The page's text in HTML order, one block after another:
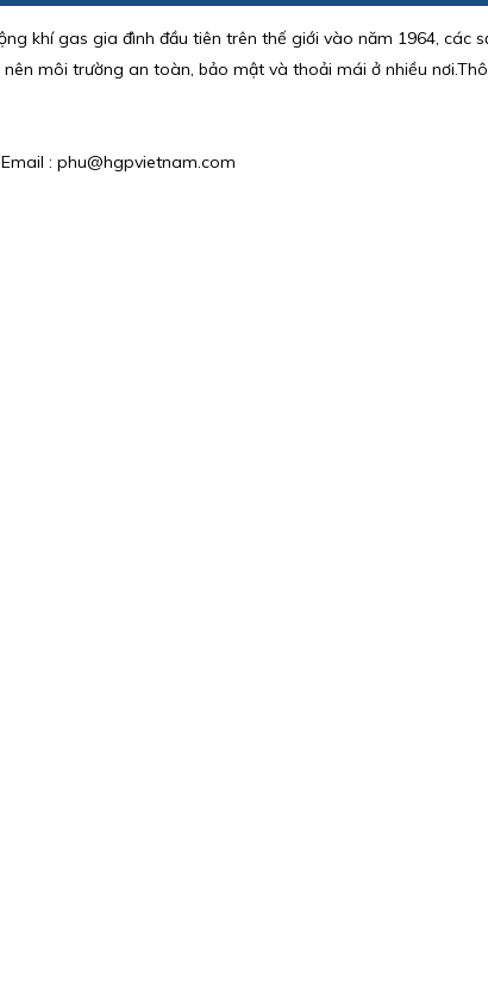
khí gas gia đình đầu tiên trên thế giới vào năm 1964,
môi trường an toàn, bảo mật và thoải mái ở nhiều
: phu@hgpvietnam.com